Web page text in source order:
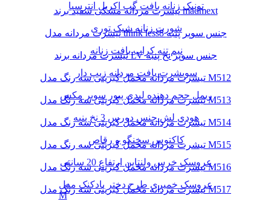
تونیک زنانه بافت گپ اکریل انترسیا
شورت زنانه شیک توری
نیم تنه کراپ بافت زنانه
سویشرت بافت مردانه زیپ دار
ریمل حجم دهنده لیدی پیور سوپر مکس
هودی لش جنس دورس 3 نخ پنبه
کاکتوس سخنگو و رقاص
عروسک خرس ولنتاین ارتفاع 20 سانتی
عروسک خمیری طرح دختر بادکنک مدل
M
تیشرت مردانه مشکی سفید برند madmext
تیشرت مردانه مدل think less8 جنس سوپر پنبه
تیشرت مردانه برند LV جنس سوپر نخ پنبه
تیشرت مردانه مخمل کبریتی سه رنگ مدل M512
تیشرت مردانه مخمل کبریتی سه رنگ مدل M513
تیشرت مردانه مخمل کبریتی سه رنگ مدل M514
تیشرت مردانه مخمل کبریتی سه رنگ مدل M515
تیشرت مردانه مخمل کبریتی سه رنگ مدل M516
تیشرت مردانه مخمل کبریتی سه رنگ مدل M517